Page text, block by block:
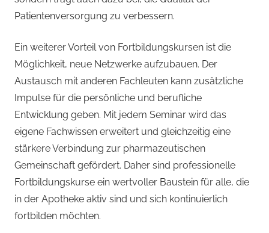
Patientenversorgung zu verbessern.
Ein weiterer Vorteil von Fortbildungskursen ist die
Möglichkeit, neue Netzwerke aufzubauen. Der
Austausch mit anderen Fachleuten kann zusätzliche
Impulse für die persönliche und berufliche
Entwicklung geben. Mit jedem Seminar wird das
eigene Fachwissen erweitert und gleichzeitig eine
stärkere Verbindung zur pharmazeutischen
Gemeinschaft gefördert. Daher sind professionelle
Fortbildungskurse ein wertvoller Baustein für alle, die
in der Apotheke aktiv sind und sich kontinuierlich
fortbilden möchten.